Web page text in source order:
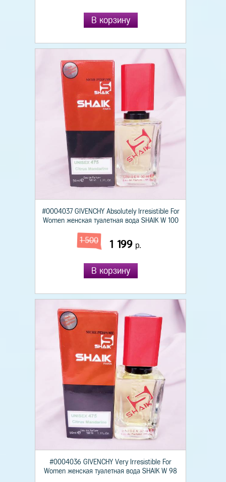
В корзину
#0004037 GIVENCHY Absolutely Irresistible For
Women женская туалетная вода SHAIK W 100
1 500 1 199 р.
В корзину
#0004036 GIVENCHY Very Irresistible For
Women женская туалетная вода SHAIK W 98